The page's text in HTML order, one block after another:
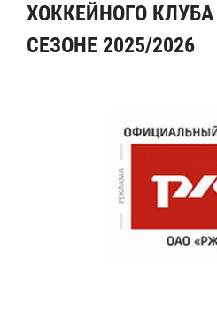
ХОККЕЙНОГО
СЕЗОНЕ 2025/2026